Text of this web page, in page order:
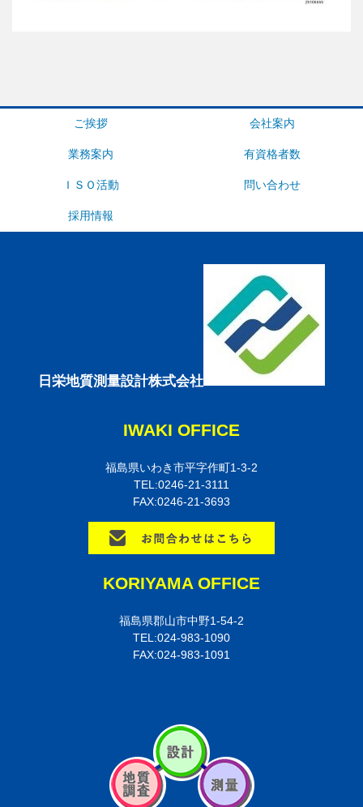
ご挨拶 会社案内
業務案内 有資格者数
ＩＳＯ活動 問い合わせ
採用情報
日栄地質測量設計株式会社
IWAKI OFFICE
福島県いわき市平字作町1-3-2
TEL:0246-21-3111
FAX:0246-21-3693
KORIYAMA OFFICE
福島県郡山市中野1-54-2
TEL:024-983-1090
FAX:024-983-1091